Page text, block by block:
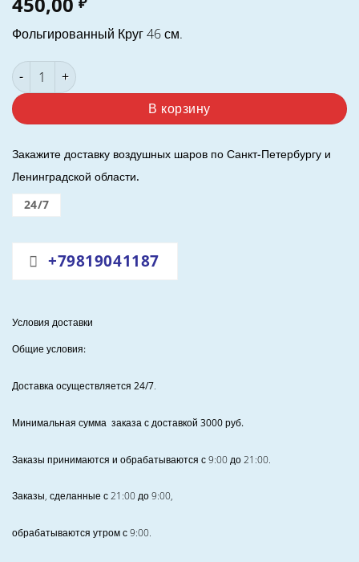
Фольгированный Круг 46 см.
Количество товара Шар (18"/46 см.) Круг. Три Кота.
В корзину
Закажите доставку воздушных шаров по Санкт-Петербургу и
Ленинградской области.
24/7
+79819041187
Условия доставки
Общие условия:
Доставка осуществляется 24/7.
Минимальная сумма заказа с доставкой 3000 руб.
Заказы принимаются и обрабатываются с 9:00 до 21:00.
Заказы, сделанные с 21:00 до 9:00,
обрабатываются утром с 9:00.